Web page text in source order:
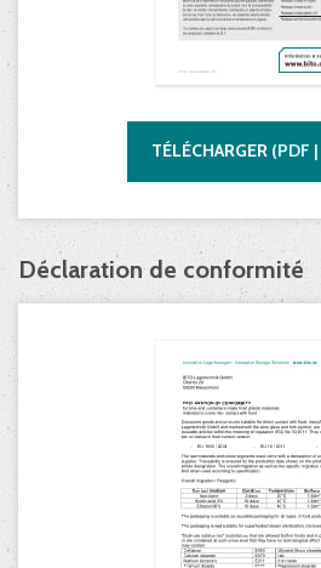
TÉLÉCHARGER (PDF |
Déclaration de conformité